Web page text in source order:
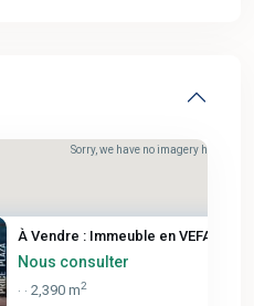
Sorry, we have no imagery here.
À Vendre : Immeuble en VEFA – ...
Nous consulter
· · 2,390 m2